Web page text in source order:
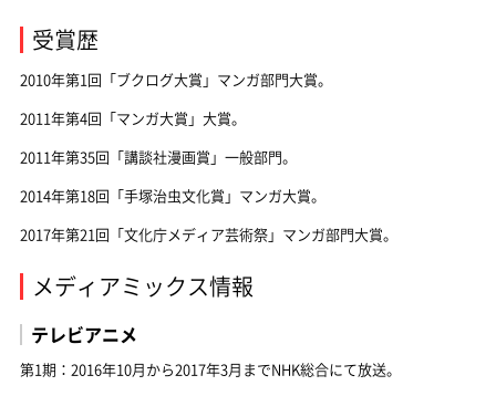
受賞歴
2010年第1回「ブクログ大賞」マンガ部門大賞。
2011年第4回「マンガ大賞」大賞。
2011年第35回「講談社漫画賞」一般部門。
2014年第18回「手塚治虫文化賞」マンガ大賞。
2017年第21回「文化庁メディア芸術祭」マンガ部門大賞。
メディアミックス情報
テレビアニメ
第1期：2016年10月から2017年3月までNHK総合にて放送。